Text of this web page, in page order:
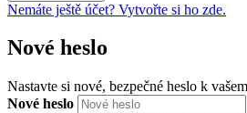
Nemáte ještě účet? Vytvořte si ho zde.
Nové heslo
Nastavte si nové, bezpečné heslo k
Nové heslo